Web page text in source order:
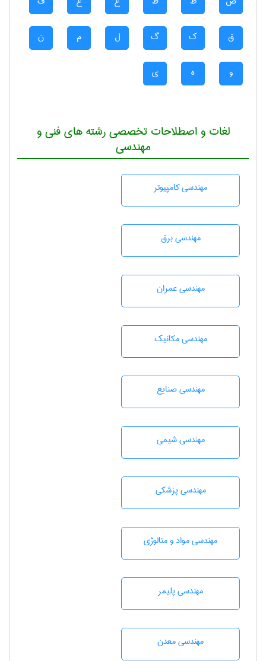
ق ک گ ل م ن
و ه ی
لغات و اصطلاحات تخصصی رشته های فنی و
مهندسی
مهندسی كامپيوتر
مهندسی برق
مهندسی عمران
مهندسی مکانیک
مهندسی صنايع
مهندسي شيمی
مهندسی پزشکی
مهندسی مواد و متالوژی
مهندسی پليمر
مهندسی معدن